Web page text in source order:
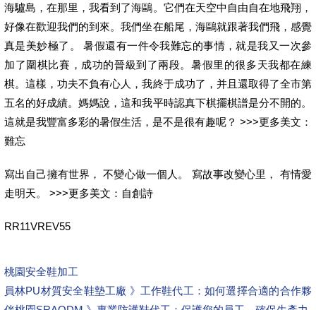
海驢島，在那里，我看到了海鷗。它們在天空中自由自在地飛翔，
好像在歡迎我們的到來。我們坐在船尾，海鷗就跟著我們飛，感覺
真是美妙極了。 暑假還有一件令我難忘的事情，就是我又一次參
加了圍棋比賽，成功的晉級到了兩段。暑假里的很多天我都在練
棋。這樣，功夫不負有心人，我終于成功了，并且還取得了全市第
五名的好成績。媽媽說，這和我平時認真下棋擺棋譜是分不開的。
這就是我豐富多彩的暑假生活，是不是很有趣呢？ >>>更多美文：
難忘
寫出自己擁有世界， 不變心做一個人。 寫故事改變心里， 有情愛
走明天。 >>>更多美文：自創詩
RR11VREV55
桃園安全鞋加工
員林PU材質安全鞋墊工廠 》工作鞋代工：如何選擇合適的合作夥